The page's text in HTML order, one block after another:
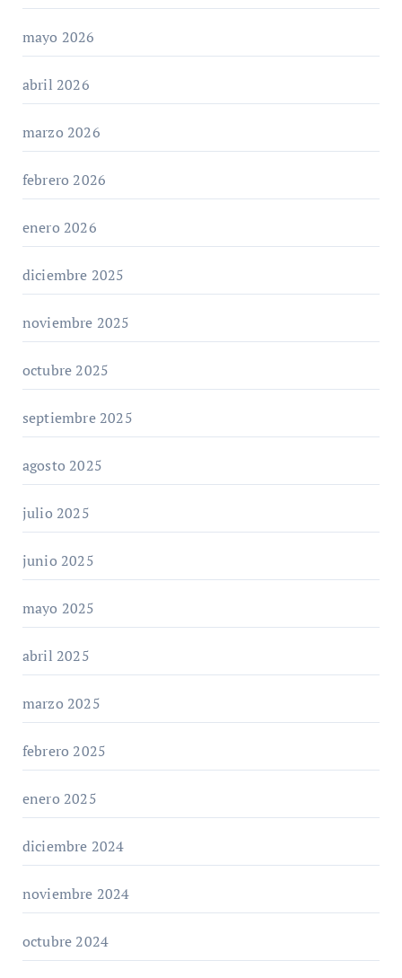
mayo 2026
abril 2026
marzo 2026
febrero 2026
enero 2026
diciembre 2025
noviembre 2025
octubre 2025
septiembre 2025
agosto 2025
julio 2025
junio 2025
mayo 2025
abril 2025
marzo 2025
febrero 2025
enero 2025
diciembre 2024
noviembre 2024
octubre 2024